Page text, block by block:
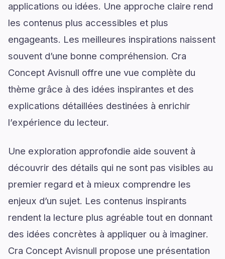
applications ou idées. Une approche claire rend
les contenus plus accessibles et plus
engageants. Les meilleures inspirations naissent
souvent d’une bonne compréhension. Cra
Concept Avisnull offre une vue complète du
thème grâce à des idées inspirantes et des
explications détaillées destinées à enrichir
l’expérience du lecteur.
Une exploration approfondie aide souvent à
découvrir des détails qui ne sont pas visibles au
premier regard et à mieux comprendre les
enjeux d’un sujet. Les contenus inspirants
rendent la lecture plus agréable tout en donnant
des idées concrètes à appliquer ou à imaginer.
Cra Concept Avisnull propose une présentation